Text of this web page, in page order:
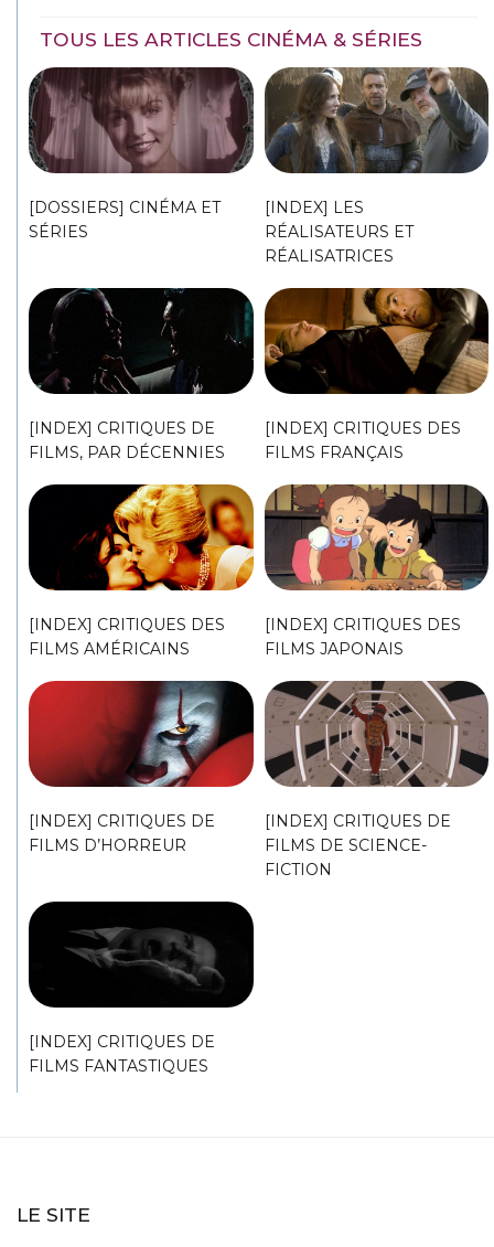
TOUS LES ARTICLES CINÉMA & SÉRIES
[DOSSIERS] CINÉMA ET
SÉRIES
[INDEX] LES
RÉALISATEURS ET
RÉALISATRICES
[INDEX] CRITIQUES DE
FILMS, PAR DÉCENNIES
[INDEX] CRITIQUES DES
FILMS FRANÇAIS
[INDEX] CRITIQUES DES
FILMS AMÉRICAINS
[INDEX] CRITIQUES DES
FILMS JAPONAIS
[INDEX] CRITIQUES DE
FILMS D’HORREUR
[INDEX] CRITIQUES DE
FILMS DE SCIENCE-
FICTION
[INDEX] CRITIQUES DE
FILMS FANTASTIQUES
LE SITE